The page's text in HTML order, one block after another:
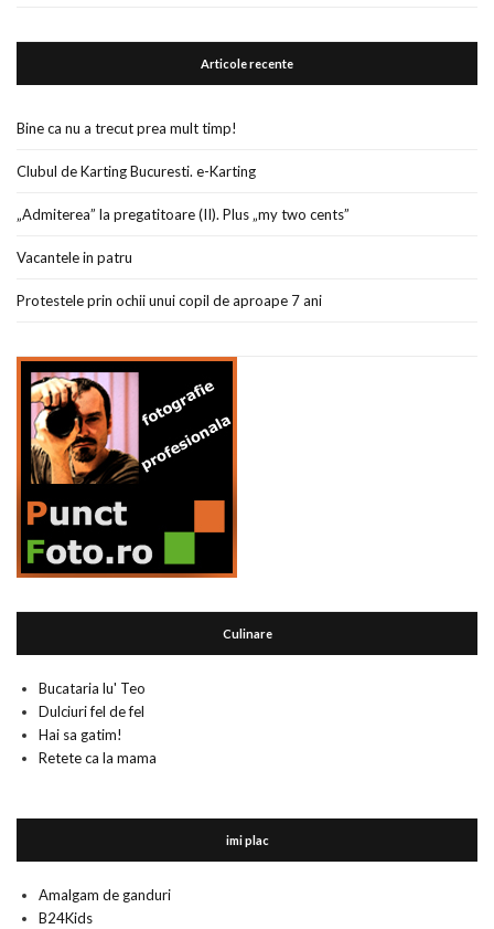
Articole recente
Bine ca nu a trecut prea mult timp!
Clubul de Karting Bucuresti. e-Karting
„Admiterea” la pregatitoare (II). Plus „my two cents”
Vacantele in patru
Protestele prin ochii unui copil de aproape 7 ani
Culinare
Bucataria lu' Teo
Dulciuri fel de fel
Hai sa gatim!
Retete ca la mama
imi plac
Amalgam de ganduri
B24Kids